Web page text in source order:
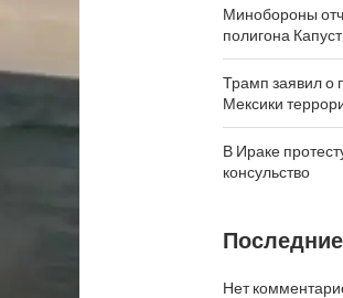
Минобороны
полигона
Трамп заявил о
Мексики
В Ираке
консульство
Нет